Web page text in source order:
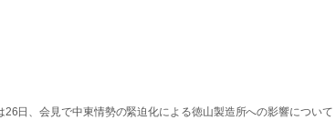
日、会見で中東情勢の緊迫化による徳山製造所への影響につい